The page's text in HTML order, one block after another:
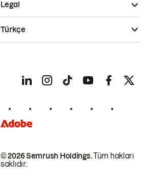
© 2026 Semrush Holdings.Tüm hakları
saklıdır.
Legal
Türkçe